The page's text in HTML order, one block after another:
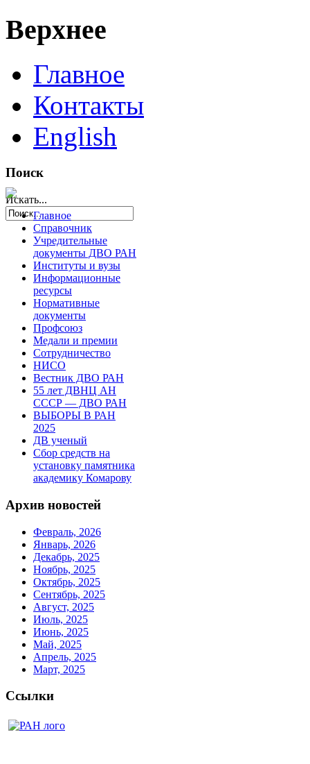
Верхнее
Главное
Контакты
English
Поиск
Искать...
Главное
Справочник
Учредительные
документы ДВО РАН
Институты и вузы
Информационные
ресурсы
Нормативные
документы
Профсоюз
Медали и премии
Сотрудничество
НИСО
Вестник ДВО РАН
55 лет ДВНЦ АН
СССР — ДВО РАН
ВЫБОРЫ В РАН
2025
ДВ ученый
Сбор средств на
установку памятника
академику Комарову
Архив новостей
Февраль, 2026
Январь, 2026
Декабрь, 2025
Ноябрь, 2025
Октябрь, 2025
Сентябрь, 2025
Август, 2025
Июль, 2025
Июнь, 2025
Май, 2025
Апрель, 2025
Март, 2025
Ссылки